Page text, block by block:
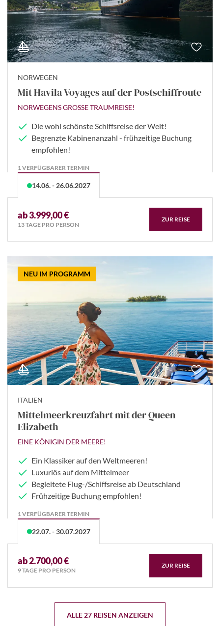
NORWEGEN
Mit Havila Voyages auf der Postschiffroute
NORWEGENS GROSSE TRAUMREISE!
Die wohl schönste Schiffsreise der Welt!
Begrenzte Kabinenanzahl - frühzeitige Buchung
empfohlen!
1 VERFÜGBARER TERMIN
14.06. - 26.06.2027
ab 3.999,00 €
13 TAGE PRO PERSON
ZUR REISE
NEU IM PROGRAMM
ITALIEN
Mittelmeerkreuzfahrt mit der Queen
Elizabeth
EINE KÖNIGIN DER MEERE!
Ein Klassiker auf den Weltmeeren!
Luxuriös auf dem Mittelmeer
Begleitete Flug-/Schiffsreise ab Deutschland
Frühzeitige Buchung empfohlen!
1 VERFÜGBARER TERMIN
22.07. - 30.07.2027
ab 2.700,00 €
9 TAGE PRO PERSON
ZUR REISE
ALLE 27 REISEN ANZEIGEN